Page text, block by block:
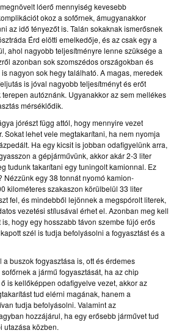
lóerő mennyiség kevesebb
okoz a sofőrnek, ámugyanakkor
az idő tényezőt is. Talán sokaknak ismerősnek
Érd elötti emelkedője, és az csak egy a
ahol nagyobb teljesítményre lenne szüksége a
azonban sok szomszédos országokban és
nagyon sok hegy található. A magas, meredek
is jóval nagyobb teljesítményt és erőt
autóznánk. Ugyanakkor az sem mellékes
mérséklődik.
jórészt függ attól, hogy mennyire vezet
Sokat lehet vele megtakarítani, ha nem nyomja
Ha egy kicsit is jobban odafigyelünk arra,
a gépjárművünk, akkor akár 2-3 liter
tudunk takarítani egy tuningolt kamionnal. Ez
Nézzünk egy 38 tonnát nyomó kamion-
kilométeres szakaszon körülbelül 33 liter
fel, és mindebből lejönnek a megspórolt literek,
vezetési stílusával érhet el. Azonban meg kell
hogy egy hosszabb távon szembe fújó erős
szél is tudja befolyásolni a fogyasztást és a
buszok fogyasztása is, ott és érdemes
a jármű fogyasztását, ha az chip
is kellőképpen odafigyelve vezet, akkor az
tud elérni magának, hanem a
tudja befolyásolni. Valamint az
hozzájárul, ha egy erősebb járművet tud
utazása közben.